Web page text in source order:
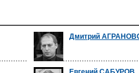
Дмитрий